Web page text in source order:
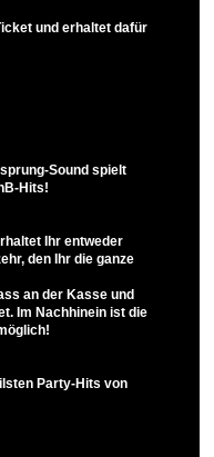
und erhaltet dafür
Sound spielt
Hits!
Ihr entweder
den Ihr die ganze
an der Kasse und
Im Nachhinein ist die
Party-Hits von